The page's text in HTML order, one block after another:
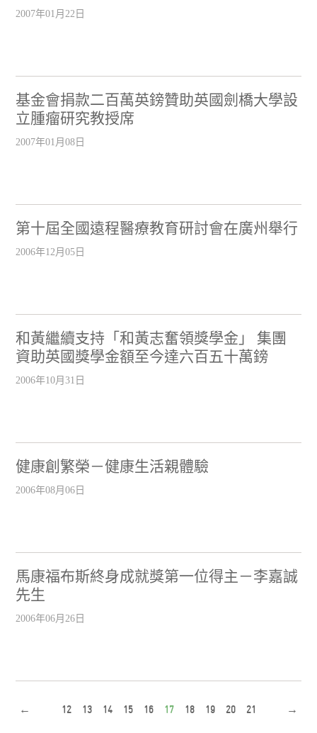
2007年01月22日
基金會捐款二百萬英鎊贊助英國劍橋大學設
立腫瘤研究教授席
2007年01月08日
第十屆全國遠程醫療教育研討會在廣州舉行
2006年12月05日
和黃繼續支持「和黃志奮領獎學金」 集團
資助英國獎學金額至今達六百五十萬鎊
2006年10月31日
健康創繁榮－健康生活親體驗
2006年08月06日
馬康福布斯終身成就獎第一位得主－李嘉誠
先生
2006年06月26日
← 12 13 14 15 16 17 18 19 20 21 →